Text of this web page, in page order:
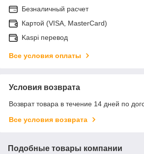
Безналичный расчет
Картой (VISA, MasterCard)
Kaspi перевод
Все условия оплаты
Условия возврата
Возврат товара в течение 14 дней по
Все условия возврата
Подобные товары компании